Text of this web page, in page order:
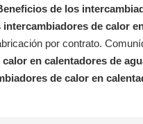
de los
de calor
por contrato.
en calentadores de
de calor en